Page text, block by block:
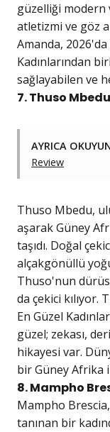
güzelliği modern
atletizmi ve göz
Amanda,
Kadınlarından
sağlayabilen ve
7. Thuso Mbedu
AYRICA
Review
Thuso Mbedu,
aşarak Güney
taşıdı. Doğal
alçakgönüllü
Thuso'nun
da çekici kılıyor.
En Güzel
güzel; zekası,
hikayesi var.
bir Güney Afrika
8. Mampho
Mampho
tanınan bir